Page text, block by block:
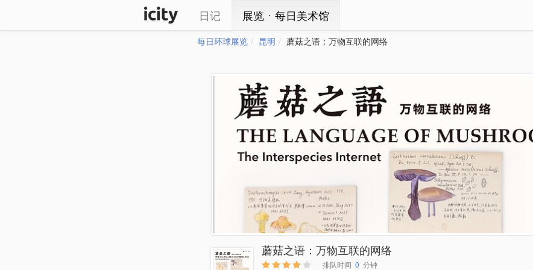
日记 展览ㆍ每日美术馆
每日环球展览 昆明 蘑菇之语：万物互联的网络
蘑菇之语：万物互联的网络
排队时间 0 分钟